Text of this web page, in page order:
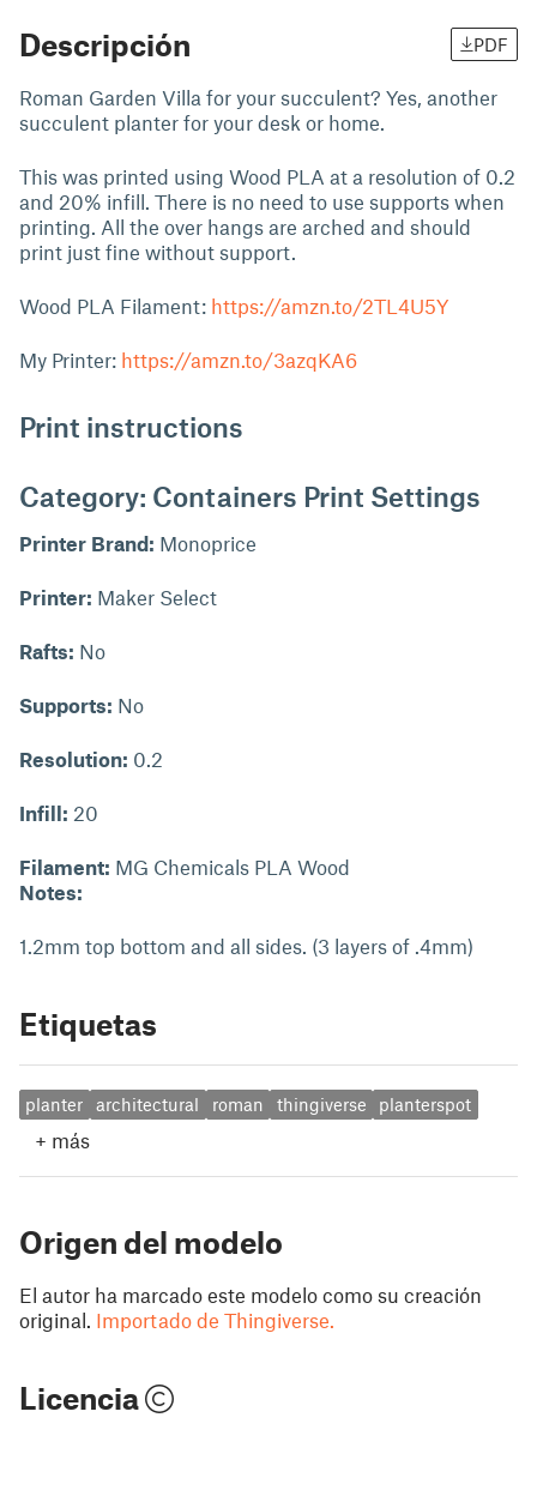
Descripción PDF
Roman Garden Villa for your succulent? Yes, another
succulent planter for your desk or home.
This was printed using Wood PLA at a resolution of 0.2
and 20% infill. There is no need to use supports when
printing. All the over hangs are arched and should
print just fine without support.
Wood PLA Filament: https://amzn.to/2TL4U5Y
My Printer: https://amzn.to/3azqKA6
Print instructions
Category: Containers Print Settings
Printer Brand: Monoprice
Printer: Maker Select
Rafts: No
Supports: No
Resolution: 0.2
Infill: 20
Filament: MG Chemicals PLA Wood
Notes:
1.2mm top bottom and all sides. (3 layers of .4mm)
Etiquetas
planter architectural roman thingiverse planterspot
+ más
Origen del modelo
El autor ha marcado este modelo como su creación
original. Importado de Thingiverse.
Licencia